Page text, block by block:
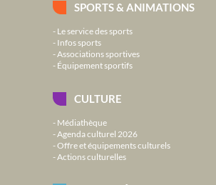
SPORTS & ANIMATIONS
Le service des sports
Infos sports
Associations sportives
Équipement sportifs
CULTURE
Médiathèque
Agenda culturel 2026
Offre et équipements culturels
Actions culturelles